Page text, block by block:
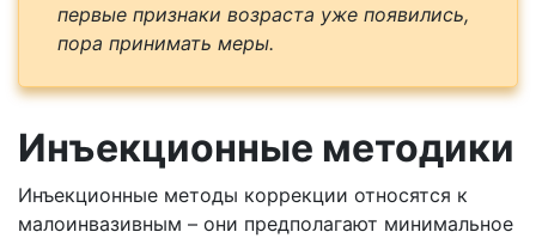
первые признаки возраста уже появились,
пора принимать меры.
Инъекционные методики
Инъекционные методы коррекции относятся к
малоинвазивным – они предполагают минимальное